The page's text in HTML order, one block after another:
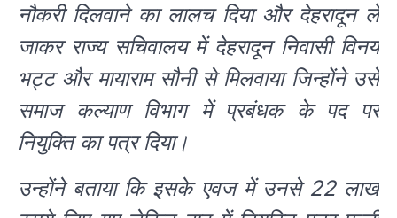
नौकरी दिलवाने का लालच दिया और देहरादून ले
जाकर राज्य सचिवालय में देहरादून निवासी विनय
भट्ट और मायाराम सौनी से मिलवाया जिन्होंने उसे
समाज कल्याण विभाग में प्रबंधक के पद पर
नियुक्ति का पत्र दिया।
उन्होंने बताया कि इसके एवज में उनसे 22 लाख